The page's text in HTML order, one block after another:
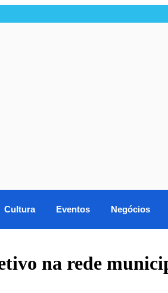
Cultura Eventos Negócios
na rede